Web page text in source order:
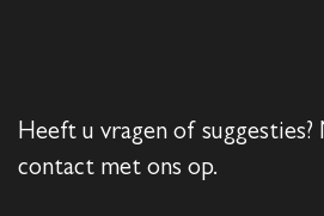
Heeft u vragen of
contact met ons op.